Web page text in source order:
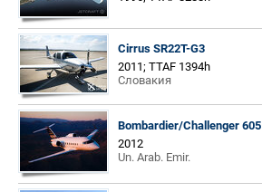
Cirrus SR22T-G3
2011; TTAF 1394h
Словакия
Bombardier/Challenger 605
2012
Un. Arab. Emir.